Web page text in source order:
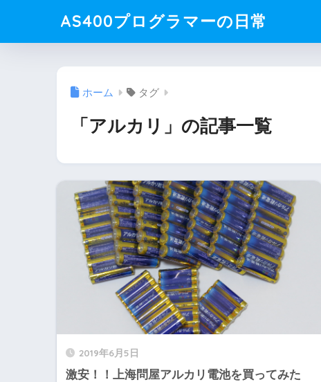
AS400プログラマーの日常
ホーム タグ
「アルカリ」の記事一覧
2019年6月5日
激安！！上海問屋アルカリ電池を買ってみた